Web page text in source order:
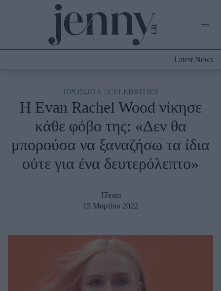
Culture
Fashion
Shopping
Styling Tips
Fashion News
Latest News
ΠΡΟΣΩΠΑ CELEBRITIES
Η Evan Rachel Wood νίκησε
κάθε φόβο της: «Δεν θα
μπορούσα να ξαναζήσω τα ίδια
ούτε για ένα δευτερόλεπτο»
JTeam
15 Μαρτίου 2022